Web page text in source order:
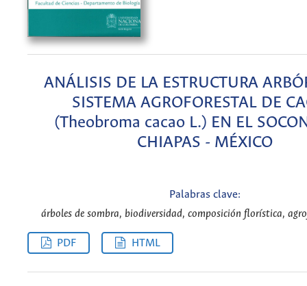
ANÁLISIS DE LA ESTRUCTURA
SISTEMA AGROFORESTAL DE
(Theobroma cacao L.) EN EL
CHIAPAS - MÉXICO
Palabras clave:
árboles de sombra, biodiversidad, composición florística,
PDF HTML